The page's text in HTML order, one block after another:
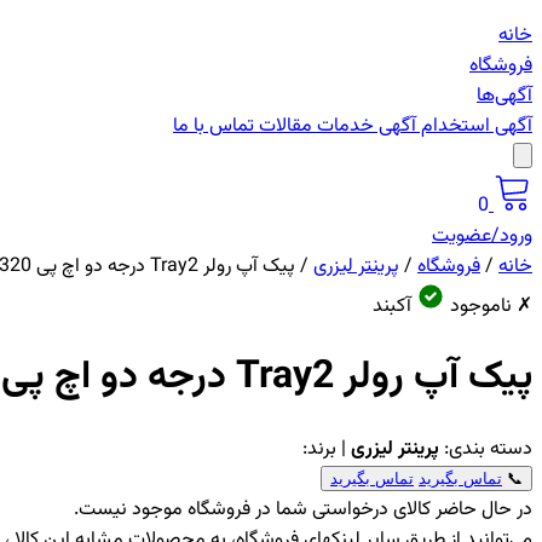
خانه
فروشگاه
آگهی‌ها
آگهی استخدامآگهی خدماتمقالاتتماس با ما
0
ورود/عضویت
خانه /فروشگاه / پرینتر لیزری / پیک آپ رولر Tray2 درجه دو اچ پی 1320
✗ ناموجود
آکبند
پیک آپ رولر Tray2 درجه دو اچ پی 1320
دسته بندی: پرینتر لیزری | برند:
📞 تماس بگیرید تماس بگیرید
در حال حاضر کالای درخواستی شما در فروشگاه موجود نیست.